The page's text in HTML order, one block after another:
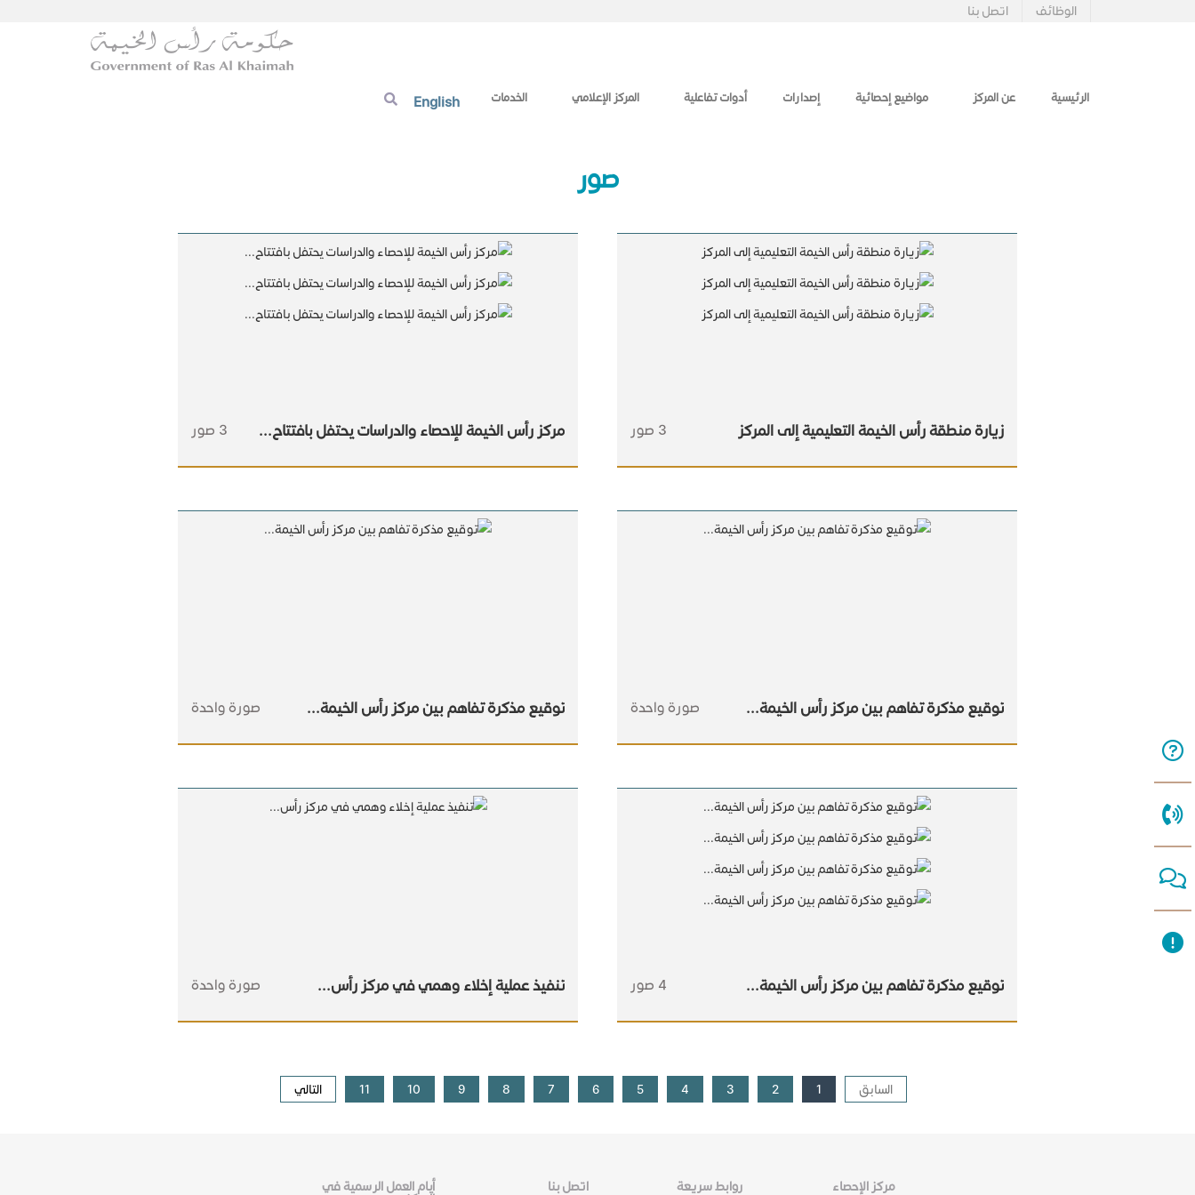
اتصل بنا الوظائف
الرئيسية عن المركز مواضيع إحصائية إصدارات أدوات تفاعلية المركز الإعلامي الخدمات English
صور
زيارة منطقة رأس الخيمة التعليمية إلى المركز 3 صور مركز رأس الخيمة للإحصاء والدراسات يحتفل بافتتاح... 3 صور
توقيع مذكرة تفاهم بين مركز رأس الخيمة... صورة واحدة توقيع مذكرة تفاهم بين مركز رأس الخيمة... صورة واحدة
توقيع مذكرة تفاهم بين مركز رأس الخيمة... 4 صور تنفيذ عملية إخلاء وهمي في مركز رأس... صورة واحدة
السابق 1
2
3
4
5
6
7
8
9
10
11 التالي
مركز الإحصاء روابط سريعة اتصل بنا أيام العمل الرسمية في